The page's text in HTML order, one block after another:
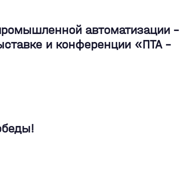
автоматизации -
и конференции «ПТА –